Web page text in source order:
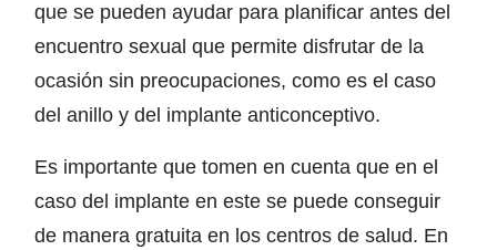
que se pueden ayudar para planificar antes del
encuentro sexual que permite disfrutar de la
ocasión sin preocupaciones, como es el caso
del anillo y del implante anticonceptivo.
Es importante que tomen en cuenta que en el
caso del implante en este se puede conseguir
de manera gratuita en los centros de salud. En